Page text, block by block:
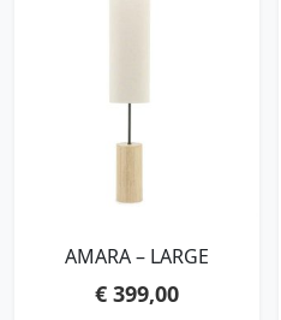
AMARA – LARGE
€399,00